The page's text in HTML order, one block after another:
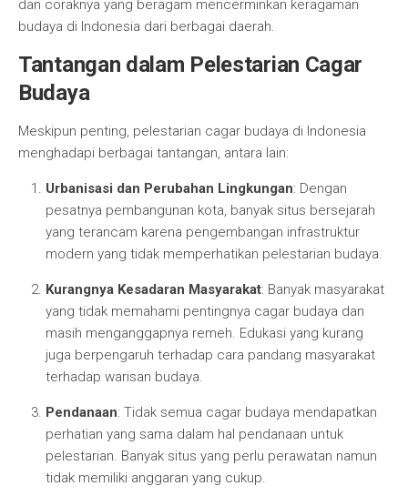
dan coraknya yang beragam mencerminkan keragaman
budaya di Indonesia dari berbagai daerah.
Tantangan dalam Pelestarian Cagar
Budaya
Meskipun penting, pelestarian cagar budaya di Indonesia
menghadapi berbagai tantangan, antara lain:
Urbanisasi dan Perubahan Lingkungan: Dengan
pesatnya pembangunan kota, banyak situs bersejarah
yang terancam karena pengembangan infrastruktur
modern yang tidak memperhatikan pelestarian budaya.
Kurangnya Kesadaran Masyarakat: Banyak masyarakat
yang tidak memahami pentingnya cagar budaya dan
masih menganggapnya remeh. Edukasi yang kurang
juga berpengaruh terhadap cara pandang masyarakat
terhadap warisan budaya.
Pendanaan: Tidak semua cagar budaya mendapatkan
perhatian yang sama dalam hal pendanaan untuk
pelestarian. Banyak situs yang perlu perawatan namun
tidak memiliki anggaran yang cukup.